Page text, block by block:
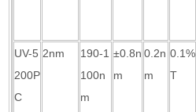
UV-5
200P
C
2nm
190-1
100n
m
±0.8n
m
0.2n
m
0.1%
T